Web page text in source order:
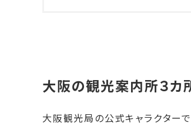
大阪の観光案内所３
大阪観光局の公式キャラクター